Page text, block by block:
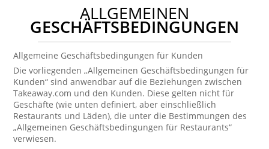
ALLGEMEINEN
GESCHÄFTSBEDINGUNGEN
Allgemeine Geschäftsbedingungen für Kunden
Die vorliegenden „Allgemeinen Geschäftsbedingungen für
Kunden“ sind anwendbar auf die Beziehungen zwischen
Takeaway.com und den Kunden. Diese gelten nicht für
Geschäfte (wie unten definiert, aber einschließlich
Restaurants und Läden), die unter die Bestimmungen des
„Allgemeinen Geschäftsbedingungen für Restaurants“
verwiesen.